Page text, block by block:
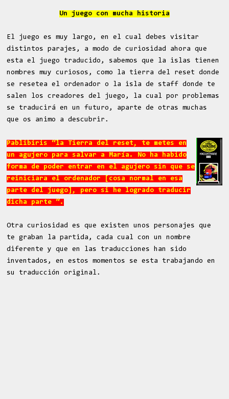
Un juego con mucha historia
El juego es muy largo, en el cual debes visitar
distintos parajes, a modo de curiosidad ahora que
esta el juego traducido, sabemos que la islas tienen
nombres muy curiosos, como la tierra del reset donde
se resetea el ordenador o la isla de staff donde te
salen los creadores del juego, la cual por problemas
se traducirá en un futuro, aparte de otras muchas
que os animo a descubrir.
Pablibiris “la Tierra del reset, te metes en
un agujero para salvar a María. No ha habido
forma de poder entrar en el agujero sin que se
reiniciara el ordenador [cosa normal en esa
parte del juego], pero si he logrado traducir
dicha parte “.
Otra curiosidad es que existen unos personajes que
te graban la partida, cada cual con un nombre
diferente y que en las traducciones han sido
inventados, en estos momentos se esta trabajando en
su traducción original.